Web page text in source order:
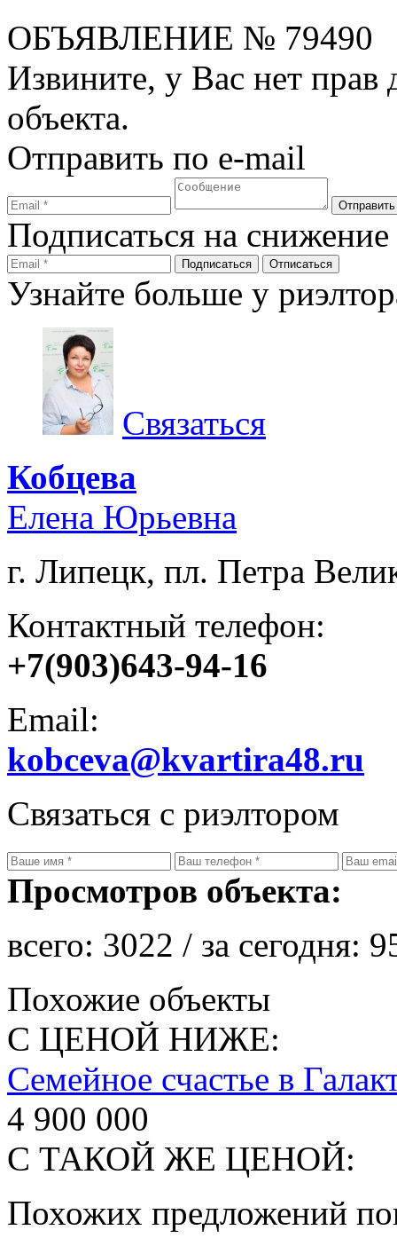
ОБЪЯВЛЕНИЕ № 79490
Извините, у Вас нет прав
объекта.
Отправить по e-mail
Подписаться на
Узнайте больше у
Связаться
Кобцева
Елена Юрьевна
г. Липецк, пл. Петра
Контактный телефон:
+7(903)643-94-16
Email:
kobceva@kvartira48.ru
Связаться с риэлтором
Просмотров объекта:
всего: 3022 / за сегодня:
Похожие объекты
С ЦЕНОЙ НИЖЕ:
Семейное счастье в
4 900 000
С ТАКОЙ ЖЕ ЦЕНОЙ:
Похожих предложений